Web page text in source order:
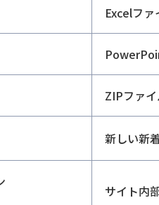
Excelフ
ZIPファ
新しい新
サイト内